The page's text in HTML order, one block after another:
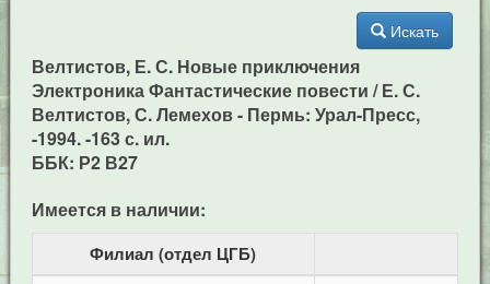
Искать
Велтистов, Е. С. Новые приключения
Электроника Фантастические повести / Е. С.
Велтистов, С. Лемехов - Пермь: Урал-Пресс,
-1994. -163 с. ил.
ББК: Р2 В27
Имеется в наличии:
Филиал (отдел ЦГБ)